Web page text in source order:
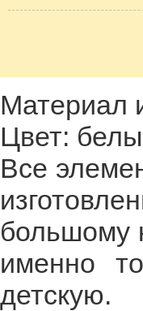
Материал
Цвет:
Все
большому
именно
детскую.